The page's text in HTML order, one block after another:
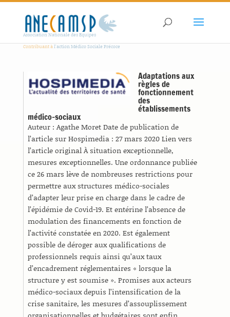
Association Nationale des Equipes
Contribuant àl'action Médico Sociale Précoce
Adaptations aux
règles de
fonctionnement
des
établissements
médico-sociaux
Auteur : Agathe Moret Date de publication de
l’article sur Hospimedia : 27 mars 2020 Lien vers
l’article original À situation exceptionnelle,
mesures exceptionnelles. Une ordonnance publiée
ce 26 mars lève de nombreuses restrictions pour
permettre aux structures médico-sociales
d’adapter leur prise en charge dans le cadre de
l’épidémie de Covid-19. Et entérine l’absence de
modulation des financements en fonction de
l’activité constatée en 2020. Est également
possible de déroger aux qualifications de
professionnels requis ainsi qu’aux taux
d’encadrement réglementaires « lorsque la
structure y est soumise ». Promises aux acteurs
médico-sociaux depuis l’intensification de la
crise sanitaire, les mesures d’assouplissement